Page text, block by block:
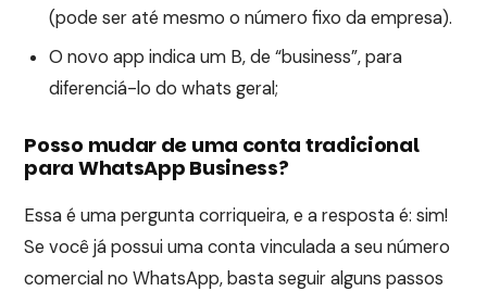
(pode ser até mesmo o número fixo da empresa).
O novo app indica um B, de “business”, para
diferenciá-lo do whats geral;
Posso mudar de uma conta tradicional
para WhatsApp Business?
Essa é uma pergunta corriqueira, e a resposta é: sim!
Se você já possui uma conta vinculada a seu número
comercial no WhatsApp, basta seguir alguns passos